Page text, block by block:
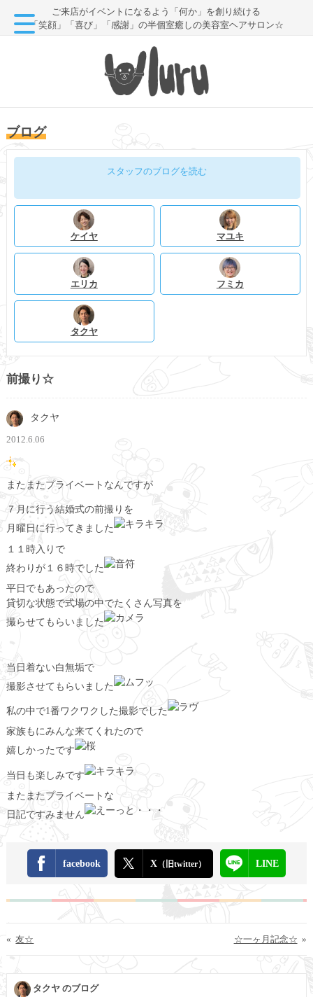
ご来店がイベントになるよう「何か」を創り続ける
「笑顔」「喜び」「感謝」の半個室癒しの美容室ヘアサロン☆
ブログ
スタッフのブログを読む
ケイヤ マユキ
エリカ フミカ
タクヤ
前撮り☆
タクヤ
2012.6.06
またまたプライベートなんですが
７月に行う結婚式の前撮りを
月曜日に行ってきました
１１時入りで
終わりが１６時でした
平日でもあったので
貸切な状態で式場の中でたくさん写真を
撮らせてもらいました
当日着ない白無垢で
撮影させてもらいました
私の中で1番ワクワクした撮影でした
家族もにみんな来てくれたので
嬉しかったです
当日も楽しみです
またまたプライベートな
日記ですみません
facebook X（旧twitter） LINE
« 友☆ »
☆一ヶ月記念☆
タクヤ のブログ